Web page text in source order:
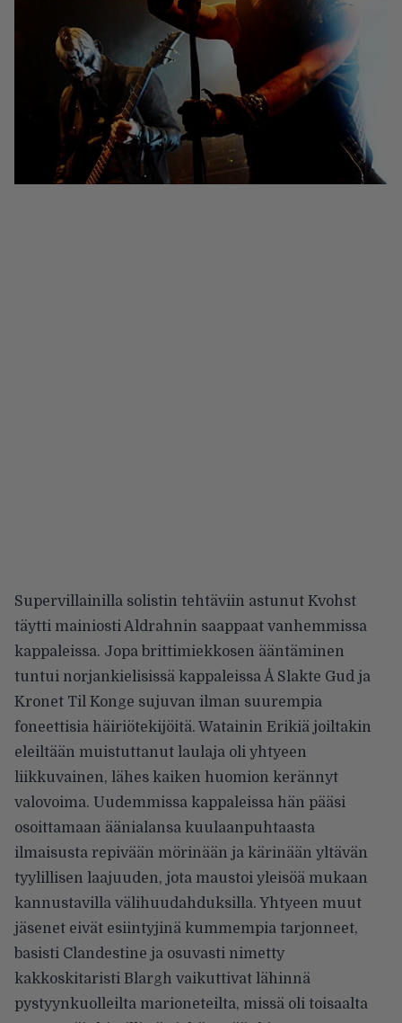
Supervillainilla solistin tehtäviin astunut Kvohst
täytti mainiosti Aldrahnin saappaat vanhemmissa
kappaleissa. Jopa brittimiekkosen ääntäminen
tuntui norjankielisissä kappaleissa Å Slakte Gud ja
Kronet Til Konge sujuvan ilman suurempia
foneettisia häiriötekijöitä. Watainin Erikiä joiltakin
eleiltään muistuttanut laulaja oli yhtyeen
liikkuvainen, lähes kaiken huomion kerännyt
valovoima. Uudemmissa kappaleissa hän pääsi
osoittamaan äänialansa kuulaanpuhtaasta
ilmaisusta repivään mörinään ja kärinään yltävän
tyylillisen laajuuden, jota maustoi yleisöä mukaan
kannustavilla välihuudahduksilla. Yhtyeen muut
jäsenet eivät esiintyjinä kummempia tarjonneet,
basisti Clandestine ja osuvasti nimetty
kakkoskitaristi Blargh vaikuttivat lähinnä
pystyynkuolleilta marioneteilta, missä oli toisaalta